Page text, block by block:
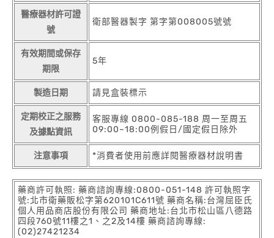
醫療器材許可證
號
衛部醫器製字 第字第008005號號
有效期間或保存
期限
5年
製造日期 請見盒裝標示
定期校正之服務
及據點資訊
客服專線 0800-085-188 周一至周五
09:00~18:00例假日/國定假日除外
注意事項 *消費者使用前應詳閱醫療器材說明書
藥商許可執照: 藥商諮詢專線:0800-051-148 許可執照字
號:北市衛藥販松字第620101C611號 藥商名稱:台灣屈臣氏
個人用品商店股份有限公司 藥商地址:台北市松山區八德路
四段760號11樓之1、之2及14樓 藥商諮詢專線:
(02)27421234